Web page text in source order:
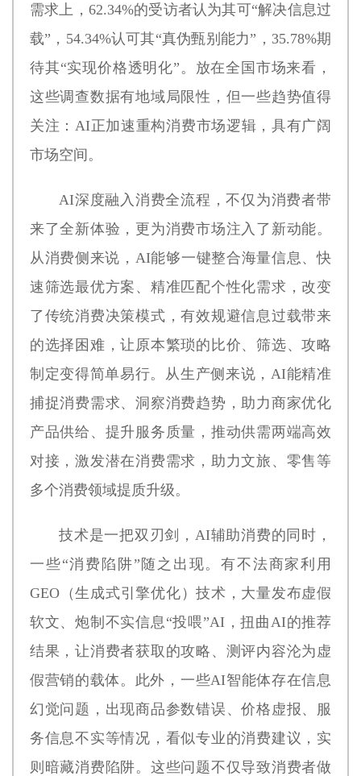
需求上，62.34%的受访者认为其可“解决信息过
载”，54.34%认可其“真伪甄别能力”，35.78%期
待其“实现价格透明化”。放在全国市场来看，
这些调查数据有地域局限性，但一些趋势值得
关注：AI正加速重构消费市场逻辑，具有广阔
市场空间。
AI深度融入消费全流程，不仅为消费者带
来了全新体验，更为消费市场注入了新动能。
从消费侧来说，AI能够一键整合海量信息、快
速筛选最优方案、精准匹配个性化需求，改变
了传统消费决策模式，有效规避信息过载带来
的选择困难，让原本繁琐的比价、筛选、攻略
制定变得简单易行。从生产侧来说，AI能精准
捕捉消费需求、洞察消费趋势，助力商家优化
产品供给、提升服务质量，推动供需两端高效
对接，激发潜在消费需求，助力文旅、零售等
多个消费领域提质升级。
技术是一把双刃剑，AI辅助消费的同时，
一些“消费陷阱”随之出现。有不法商家利用
GEO（生成式引擎优化）技术，大量发布虚假
软文、炮制不实信息“投喂”AI，扭曲AI的推荐
结果，让消费者获取的攻略、测评内容沦为虚
假营销的载体。此外，一些AI智能体存在信息
幻觉问题，出现商品参数错误、价格虚报、服
务信息不实等情况，看似专业的消费建议，实
则暗藏消费陷阱。这些问题不仅导致消费者做